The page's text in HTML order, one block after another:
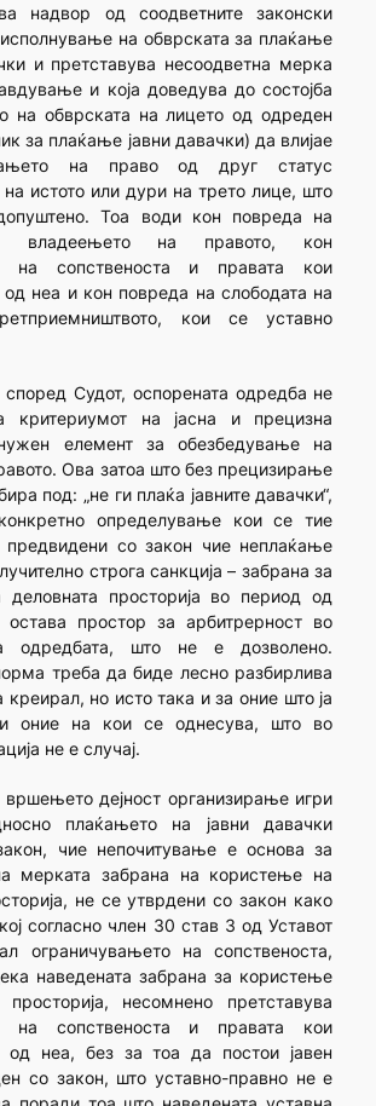
надвор од соодветните законски
на обврската за плаќање
и претставува несоодветна мерка
и која доведува до состојба
на обврската на лицето од одреден
за плаќање јавни давачки) да влијае
на право од друг статус
на истото или дури на трето лице, што
Тоа води кон повреда на
владеењето на правото, кон
на сопственоста и правата кои
од неа и кон повреда на слободата на
кои се уставно
според Судот, оспорената одредба не
критериумот на јасна и прецизна
елемент за обезбедување на
Ова затоа што без прецизирање
под: „не ги плаќа јавните давачки“,
определување кои се тие
предвидени со закон чие неплаќање
строга санкција – забрана за
просторија во период од
остава простор за арбитрерност во
одредбата, што не е дозволено.
треба да биде лесно разбирлива
креирал, но исто така и за оние што ја
и оние на кои се однесува, што во
не е случај.
дејност организирање игри
плаќањето на јавни давачки
чие непочитување е основа за
мерката забрана на користење на
не се утврдени со закон како
согласно член 30 став 3 од Уставот
ограничувањето на сопственоста,
наведената забрана за користење
несомнено претставува
на сопственоста и правата кои
од неа, без за тоа да постои јавен
со закон, што уставно-правно не е